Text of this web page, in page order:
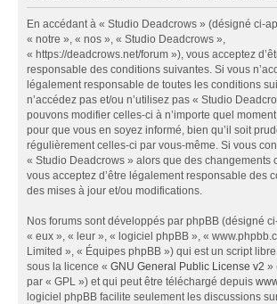
En accédant à « Studio Deadcrows » (désigné ci-
« notre », « nos », « Studio Deadcrows »,
« https://deadcrows.net/forum »), vous acceptez
responsable des conditions suivantes. Si vous
légalement responsable de toutes les conditions
n’accédez pas et/ou n’utilisez pas « Studio
pouvons modifier celles-ci à n’importe quel
pour que vous en soyez informé, bien qu’il soit
régulièrement celles-ci par vous-même. Si vous
« Studio Deadcrows » alors que des changements
vous acceptez d’être légalement responsable des
des mises à jour et/ou modifications.
Nos forums sont développés par phpBB (désigné
« eux », « leur », « logiciel phpBB », «
Limited », « Équipes phpBB ») qui est un script
sous la licence « GNU General Public License v2 »
par « GPL ») et qui peut être téléchargé depuis
logiciel phpBB facilite seulement les discussions